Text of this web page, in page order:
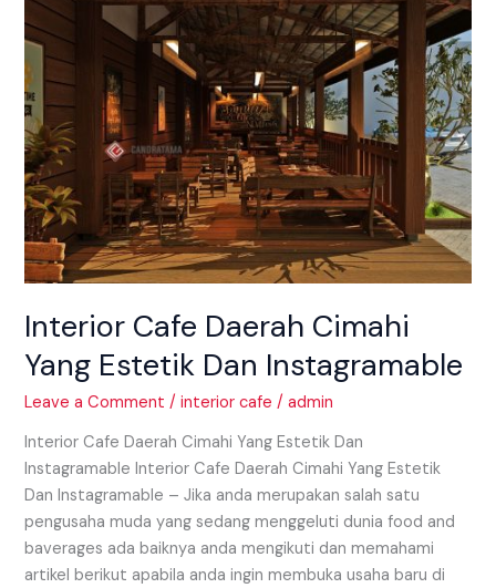
Interior Cafe Daerah Cimahi
Yang Estetik Dan Instagramable
Leave a Comment /interior cafe /admin
Interior Cafe Daerah Cimahi Yang Estetik Dan
Instagramable Interior Cafe Daerah Cimahi Yang Estetik
Dan Instagramable – Jika anda merupakan salah satu
pengusaha muda yang sedang menggeluti dunia food and
baverages ada baiknya anda mengikuti dan memahami
artikel berikut apabila anda ingin membuka usaha baru di
Daerah
Cimahi
Yang
Estetik
Dan
Instagramable